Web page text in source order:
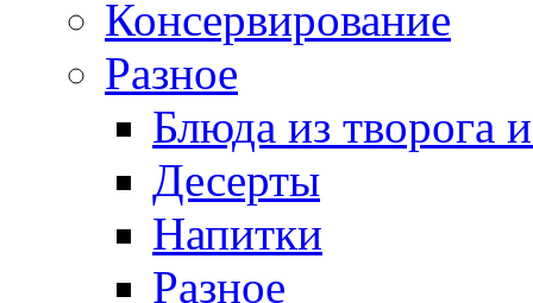
Консервирование
Разное
Блюда из творога
Десерты
Напитки
Разное